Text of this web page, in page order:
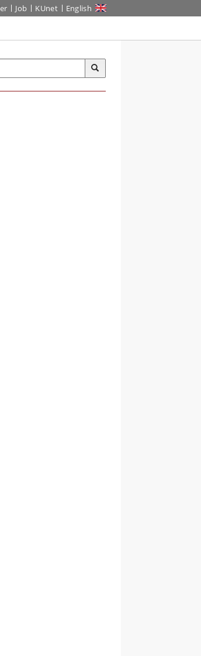
Job KUnet English